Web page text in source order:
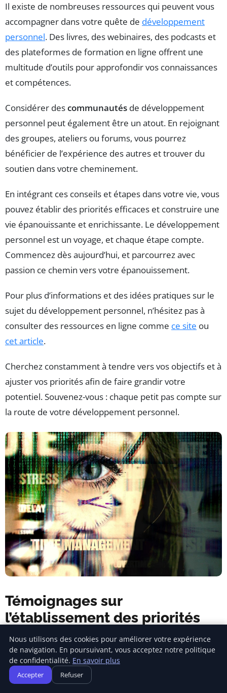
Il existe de nombreuses ressources qui peuvent vous
accompagner dans votre quête de développement
personnel. Des livres, des webinaires, des podcasts et
des plateformes de formation en ligne offrent une
multitude d’outils pour approfondir vos connaissances
et compétences.
Considérer descommunautés de développement
personnel peut également être un atout. En rejoignant
des groupes, ateliers ou forums, vous pourrez
bénéficier de l’expérience des autres et trouver du
soutien dans votre cheminement.
En intégrant ces conseils et étapes dans votre vie, vous
pouvez établir des priorités efficaces et construire une
vie épanouissante et enrichissante. Le développement
personnel est un voyage, et chaque étape compte.
Commencez dès aujourd’hui, et parcourrez avec
passion ce chemin vers votre épanouissement.
Pour plus d’informations et des idées pratiques sur le
sujet du développement personnel, n’hésitez pas à
consulter des ressources en ligne comme ce site ou
cet article.
Cherchez constamment à tendre vers vos objectifs et à
ajuster vos priorités afin de faire grandir votre
potentiel. Souvenez-vous : chaque petit pas compte sur
la route de votre développement personnel.
Témoignages sur
l’établissement des priorités
pour un développement
personnel réussi
J’ai souvent été perdu dans la multitude de tâches et
Nous utilisons des cookies pour améliorer votre expérience
de navigation. En poursuivant, vous acceptez notre politique
de confidentialité. En savoir plus
Accepter Refuser